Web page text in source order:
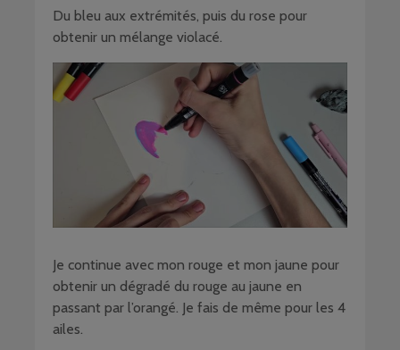
Du bleu aux extrémités, puis du rose pour
obtenir un mélange violacé.
Je continue avec mon rouge et mon jaune pour
obtenir un dégradé du rouge au jaune en
passant par l’orangé. Je fais de même pour les 4
ailes.